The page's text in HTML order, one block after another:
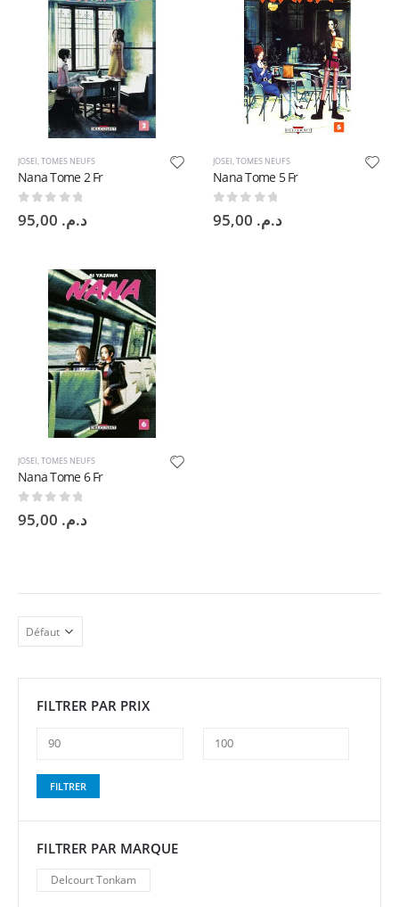
JOSEI TOMES NEUFS
Nana Tome 2 Fr
د.م.
JOSEI TOMES NEUFS
Nana Tome 5 Fr
د.م.
JOSEI TOMES NEUFS
Nana Tome 6 Fr
د.م.
FILTRER PAR PRIX
min
maxFILTRER
FILTRER PAR MARQUE
Delcourt Tonkam